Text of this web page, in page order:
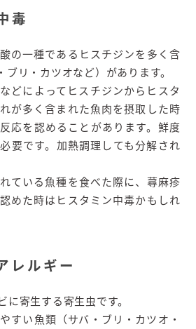
毒
の一種であるヒスチジンを多く含
リ・カツオなど）があります。
どによってヒスチジンからヒスタ
が多く含まれた魚肉を摂取した時
応を認めることがあります。鮮度
要です。加熱調理しても分解され
ている魚種を食べた際に、蕁麻疹
めた時はヒスタミン中毒かもしれ
レルギー
寄生する寄生虫です。
すい魚類（サバ・ブリ・カツオ・